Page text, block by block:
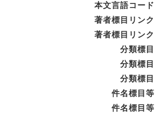
本文言語コード
著者標目リンク
著者標目リンク
分類標目
分類標目
分類標目
件名標目等
件名標目等